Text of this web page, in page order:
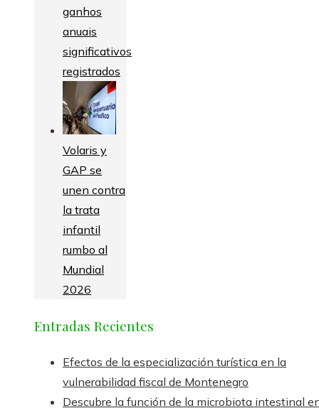
ganhos
anuais
significativos
registrados
Volaris y
GAP se
unen contra
la trata
infantil
rumbo al
Mundial
2026
Entradas Recientes
Efectos de la especialización turística en la
vulnerabilidad fiscal de Montenegro
Descubre la función de la microbiota intestinal